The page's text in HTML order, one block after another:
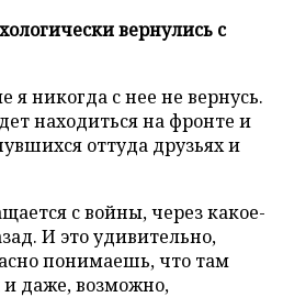
вернулись с
я никогда с нее не вернусь.
находиться на фронте и
оттуда друзьях и
с войны, через какое-
И это удивительно,
понимаешь, что там
даже, возможно,